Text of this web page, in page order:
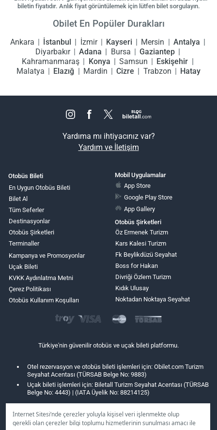
İnternet Sitesi’nde çerezler yoluyla kişisel veri işlenmekte olup
gerekli olan çerezler bilgi toplumu hizmetlerinin sunulması amacı ile
biletin fiyatıdır. Anlık fiyat görüntülemek için lütfen bilet sorgulayın.
Obilet En Popüler Durakları
Ankara İstanbul İzmir Kayseri Mersin
Antalya
Diyarbakır
Adana Bursa
Gaziantep
Kahramanmaraş
Konya Samsun
Eskişehir
Malatya
Elazığ Mardin Cizre Trabzon Hatay
Yardıma mı ihtiyacınız var?
Yardım ve İletişim
Otobüs Bileti
En Uygun Otobüs Bileti
Bilet Al
Tüm Seferler
Destinasyonlar
Otobüs Şirketleri
Terminaller
Kampanya ve Promosyonlar
Uçak Bileti
KVKK Aydınlatma Metni
Çerez Politikası
Otobüs Kullanım Koşulları
Mobil Uygulamalar
App Store
Google Play Store
App Gallery
Otobüs Şirketleri
Öz Ermenek Turizm
Kars Kalesi Turizm
Fk Beylikdüzü Seyahat
Boss for Hakan
Divriği Özlem Turizm
Kıdık Ulusay
Noktadan Noktaya Seyahat
Türkiye'nin güvenilir otobüs ve uçak bileti platformu.
Otel rezervasyon ve otobüs bileti işlemleri için: Obilet.com Turizm
Seyahat Acentası (TÜRSAB Belge No: 9883)
Uçak bileti işlemleri için: Biletall Turizm Seyahat Acentası (TÜRSAB
Belge No: 4443) | (IATA Üyelik No: 88214125)